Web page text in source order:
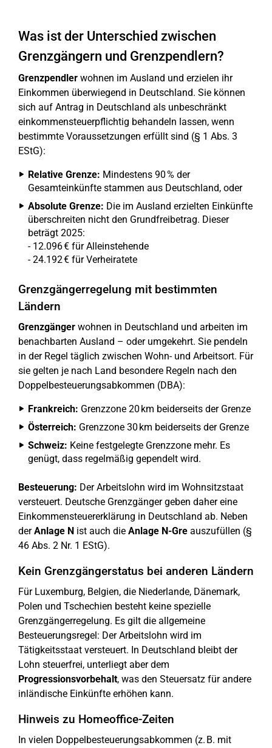
Was ist der Unterschied zwischen
Grenzgängern und Grenzpendlern?
Grenzpendler wohnen im Ausland und erzielen ihr
Einkommen überwiegend in Deutschland. Sie können
sich auf Antrag in Deutschland als unbeschränkt
einkommensteuerpflichtig behandeln lassen, wenn
bestimmte Voraussetzungen erfüllt sind (§ 1 Abs. 3
EStG):
Relative Grenze: Mindestens 90 % der
Gesamteinkünfte stammen aus Deutschland, oder
Absolute Grenze: Die im Ausland erzielten Einkünfte
überschreiten nicht den Grundfreibetrag. Dieser
beträgt 2025:
- 12.096 € für Alleinstehende
- 24.192 € für Verheiratete
Grenzgängerregelung mit bestimmten
Ländern
Grenzgänger wohnen in Deutschland und arbeiten im
benachbarten Ausland – oder umgekehrt. Sie pendeln
in der Regel täglich zwischen Wohn- und Arbeitsort. Für
sie gelten je nach Land besondere Regeln nach den
Doppelbesteuerungsabkommen (DBA):
Frankreich: Grenzzone 20 km beiderseits der Grenze
Österreich: Grenzzone 30 km beiderseits der Grenze
Schweiz: Keine festgelegte Grenzzone mehr. Es
genügt, dass regelmäßig gependelt wird.
Besteuerung: Der Arbeitslohn wird im Wohnsitzstaat
versteuert. Deutsche Grenzgänger geben daher eine
Einkommensteuererklärung in Deutschland ab. Neben
derAnlage N ist auch die Anlage N-Gre auszufüllen (§
46 Abs. 2 Nr. 1 EStG).
Kein Grenzgängerstatus bei anderen Ländern
Für Luxemburg, Belgien, die Niederlande, Dänemark,
Polen und Tschechien besteht keine spezielle
Grenzgängerregelung. Es gilt die allgemeine
Besteuerungsregel: Der Arbeitslohn wird im
Tätigkeitsstaat versteuert. In Deutschland bleibt der
Lohn steuerfrei, unterliegt aber dem
Progressionsvorbehalt, was den Steuersatz für andere
inländische Einkünfte erhöhen kann.
Hinweis zu Homeoffice-Zeiten
In vielen Doppelbesteuerungsabkommen (z. B. mit